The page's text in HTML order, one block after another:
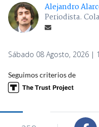
Alejandro
Periodista.
Sábado 08 Agosto, 2026 |
Seguimos criterios de